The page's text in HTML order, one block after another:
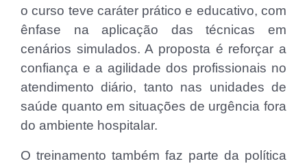
o curso teve caráter prático e educativo, com
ênfase na aplicação das técnicas em
cenários simulados. A proposta é reforçar a
confiança e a agilidade dos profissionais no
atendimento diário, tanto nas unidades de
saúde quanto em situações de urgência fora
do ambiente hospitalar.
O treinamento também faz parte da política